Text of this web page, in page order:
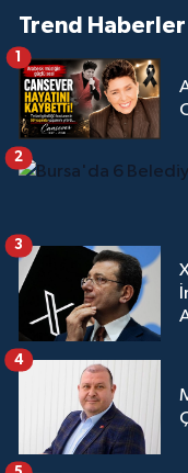
Trend Haberler
1
2
3
4